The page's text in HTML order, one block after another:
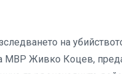
на
МВР Живко Коцев,